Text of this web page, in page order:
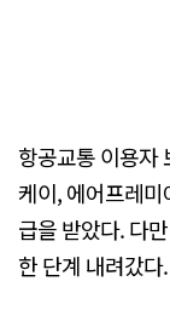
항공교통 이용자
케이, 에어프레
급을 받았다. 다
한 단계 내려갔다.